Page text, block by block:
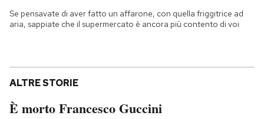
Se pensavate di aver fatto un affarone, con quella friggitrice ad
aria, sappiate che il supermercato è ancora più contento di voi
ALTRE STORIE
È morto Francesco Guccini